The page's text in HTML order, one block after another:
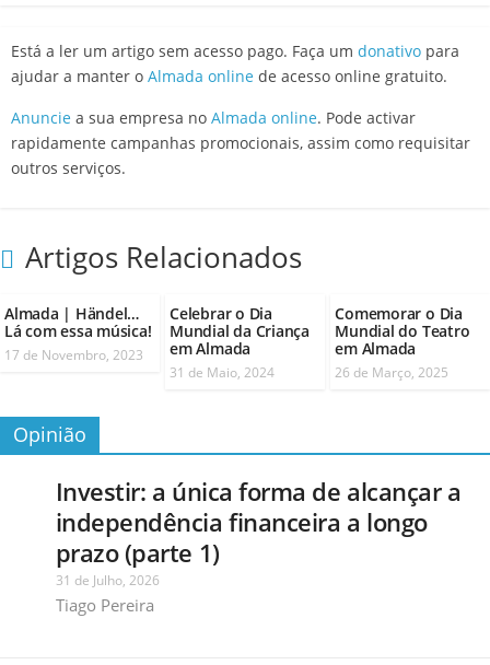
Está a ler um artigo sem acesso pago. Faça um donativo para
ajudar a manter o Almada online de acesso online gratuito.
Anuncie a sua empresa no Almada online. Pode activar
rapidamente campanhas promocionais, assim como requisitar
outros serviços.
Artigos Relacionados
Almada | Händel…
Lá com essa música!
17 de Novembro, 2023
Celebrar o Dia
Mundial da Criança
em Almada
31 de Maio, 2024
Comemorar o Dia
Mundial do Teatro
em Almada
26 de Março, 2025
Opinião
Investir: a única forma de alcançar a
independência financeira a longo
prazo (parte 1)
31 de Julho, 2026
Tiago Pereira